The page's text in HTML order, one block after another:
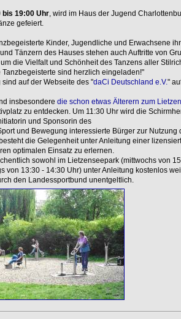
bis 19:00 Uhr, wird im Haus der Jugend
gefeiert.
Kinder, Jugendliche und Erwachsene
Tänzern des Hauses stehen auch Auftritte von
die Vielfalt und Schönheit des Tanzens aller
sind herzlich eingeladen!"
auf der Webseite des "daCi Deutschland e.V."
insbesondere die schon etwas Älterern zum
zu entdecken. Um 11:30 Uhr wird die
und Sponsorin des
und Bewegung interessierte Bürger zur Nutzung
die Gelegenheit unter Anleitung einer
optimalen Einsatz zu erlernen.
sowohl im Lietzenseepark (mittwochs von
von 13:30 - 14:30 Uhr) unter Anleitung kostenlos
den Landessportbund unentgeltlich.